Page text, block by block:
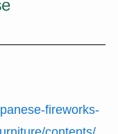
fireworks-